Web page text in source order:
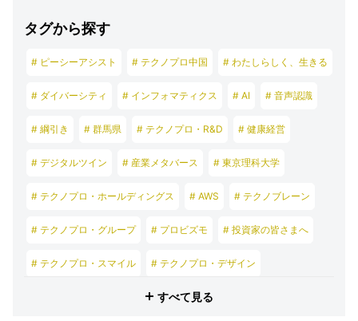
タグから探す
# ピーシーアシスト # テクノプロ中国 # わたしらしく、生きる
# ダイバーシティ # インフォマティクス # AI # 音声認識
# 綱引き # 群馬県 # テクノプロ・R&D # 健康経営
# デジタルツイン # 産業メタバース # 東京理科大学
# テクノプロ・ホールディングス # AWS # テクノブレーン
# テクノプロ・グループ # プロビズモ # 投資家の皆さまへ
# テクノプロ・スマイル # テクノプロ・デザイン
# テクノプロ・エンジニアリング # テクノプロ・IT
すべて見る